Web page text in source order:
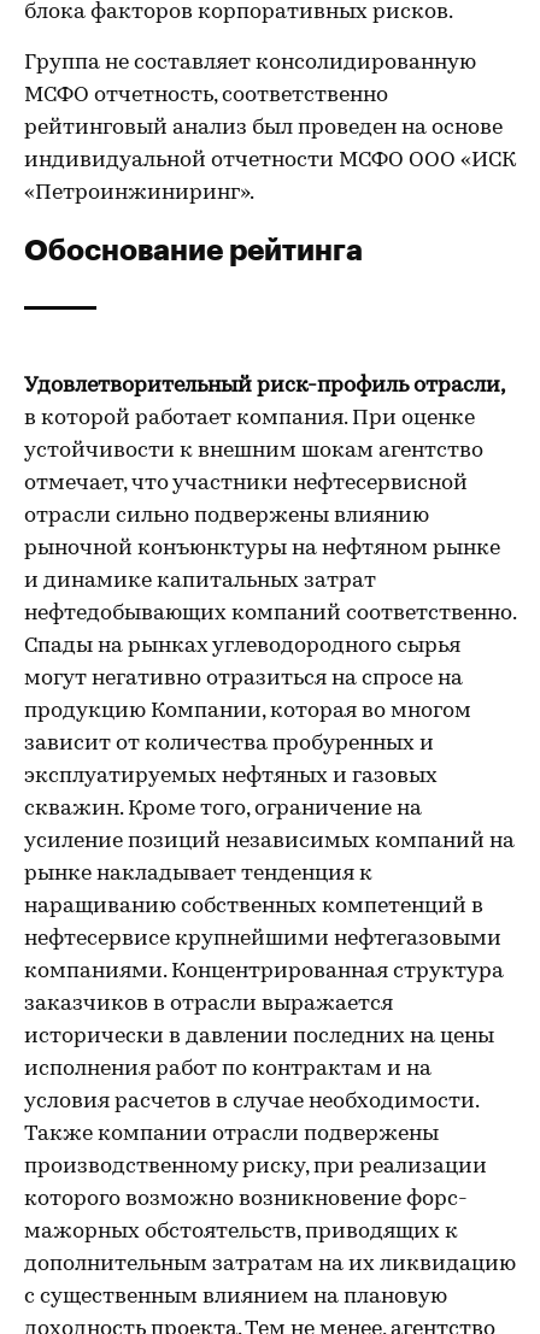
блока факторов корпоративных рисков.
Группа не составляет консолидированную
МСФО отчетность, соответственно
рейтинговый анализ был проведен на основе
индивидуальной отчетности МСФО ООО «ИСК
«Петроинжиниринг».
Обоснование рейтинга
Удовлетворительный риск-профиль отрасли,
в которой работает компания. При оценке
устойчивости к внешним шокам агентство
отмечает, что участники нефтесервисной
отрасли сильно подвержены влиянию
рыночной конъюнктуры на нефтяном рынке
и динамике капитальных затрат
нефтедобывающих компаний соответственно.
Спады на рынках углеводородного сырья
могут негативно отразиться на спросе на
продукцию Компании, которая во многом
зависит от количества пробуренных и
эксплуатируемых нефтяных и газовых
скважин. Кроме того, ограничение на
усиление позиций независимых компаний на
рынке накладывает тенденция к
наращиванию собственных компетенций в
нефтесервисе крупнейшими нефтегазовыми
компаниями. Концентрированная структура
заказчиков в отрасли выражается
исторически в давлении последних на цены
исполнения работ по контрактам и на
условия расчетов в случае необходимости.
Также компании отрасли подвержены
производственному риску, при реализации
которого возможно возникновение форс-
мажорных обстоятельств, приводящих к
дополнительным затратам на их ликвидацию
с существенным влиянием на плановую